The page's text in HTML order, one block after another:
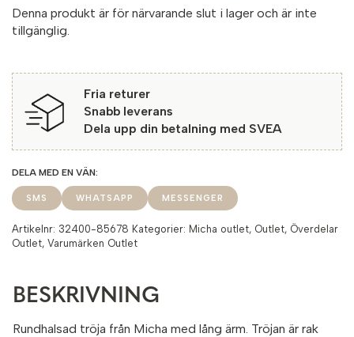
Denna produkt är för närvarande slut i lager och är inte
tillgänglig.
Fria returer
Snabb leverans
Dela upp din betalning med SVEA
SMS WHATSAPP MESSENGER
Artikelnr: 32400-85678 Kategorier: Micha outlet, Outlet, Överdelar
Outlet, Varumärken Outlet
BESKRIVNING
Rundhalsad tröja från Micha med lång ärm. Tröjan är rak